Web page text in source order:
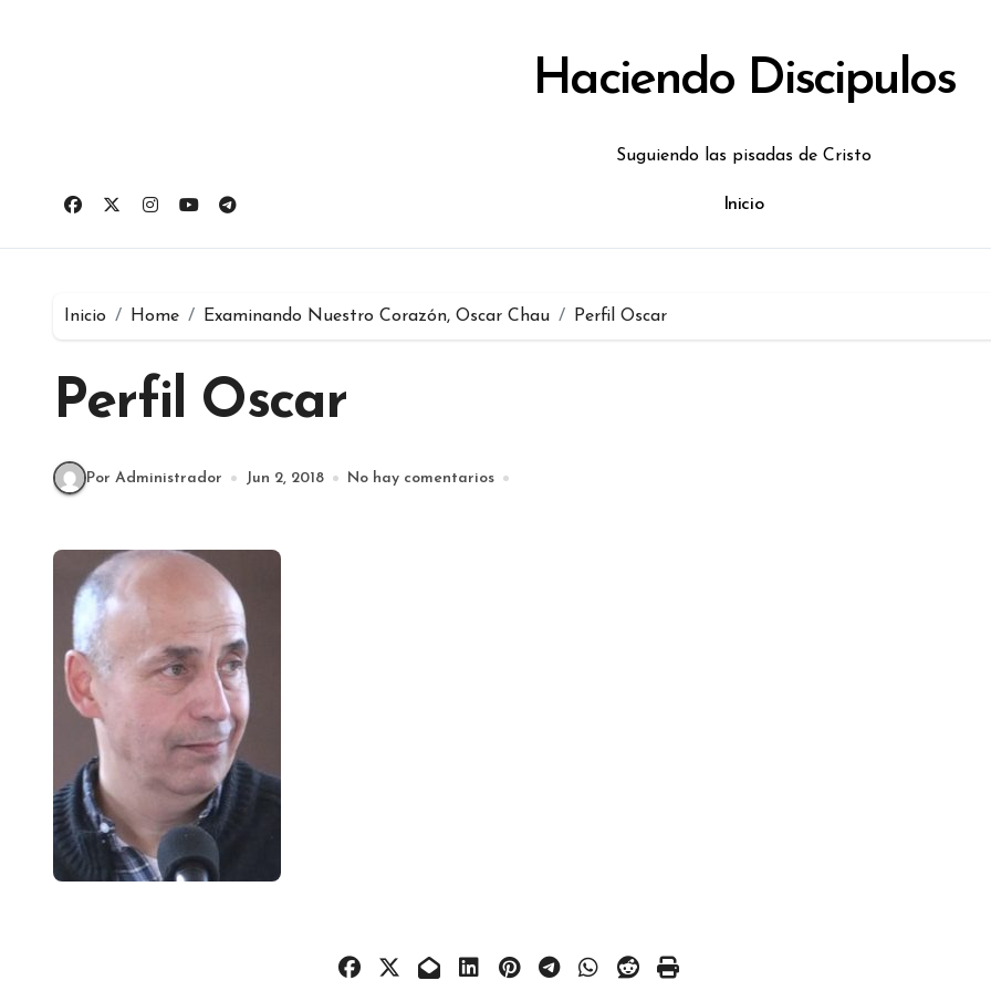
Haciendo Discipulos
Suguiendo las pisadas de Cristo
Inicio
Inicio Home Examinando Nuestro Corazón, Oscar Chau Perfil Oscar
Perfil Oscar
Por Administrador Jun 2, 2018 No hay comentarios